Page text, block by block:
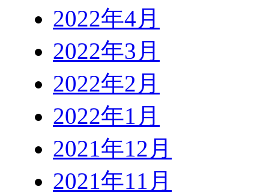
2022年4月
2022年3月
2022年2月
2022年1月
2021年12月
2021年11月